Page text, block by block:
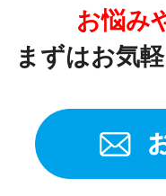
お悩み
まずはお気